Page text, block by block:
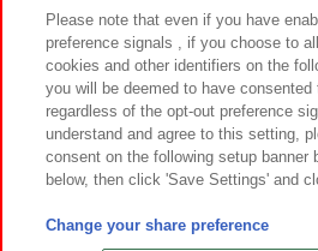
カスタマーハラスメント対応方針 よく
©Bandai Namco
©Bandai Namco
Please note that even if you have
preference signals , if you choose to
cookies and other identifiers on the
you will be deemed to have consented
regardless of the opt-out preference
understand and agree to this setting,
consent on the following setup banner
below, then click 'Save Settings' and
Change your share preference